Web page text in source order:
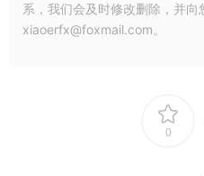
系，我们会及时修改删除，并向
xiaoerfx@foxmail.com。
0